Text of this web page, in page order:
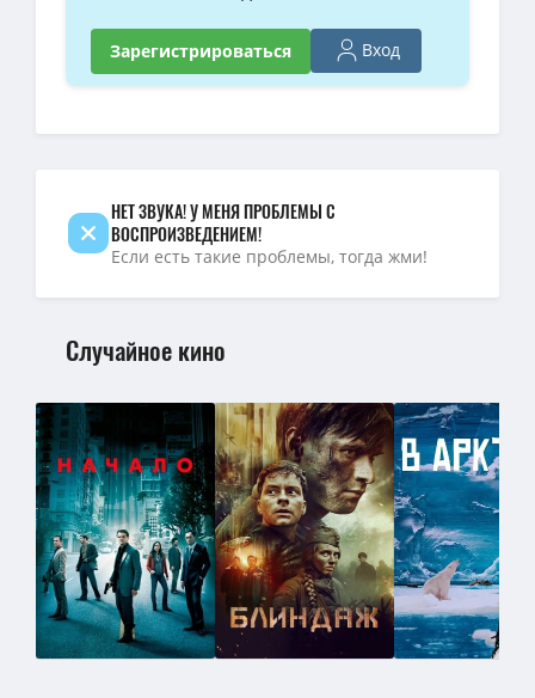
1080p — Гарфилд 2: История двух кошечек / Garfield: A Tail of
Гарфилд 2: История двух кошечек / Garfield: A Tail of Two
BDRip — Гарфилд 2: История двух кошечек / Garfield: A Tail of
Зарегистрироваться Вход
НЕТ ЗВУКА! У МЕНЯ ПРОБЛЕМЫ С
ВОСПРОИЗВЕДЕНИЕМ!
Если есть такие проблемы, тогда жми!
Случайное кино